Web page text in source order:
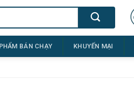
BÁN CHẠY KHUYẾN MẠI